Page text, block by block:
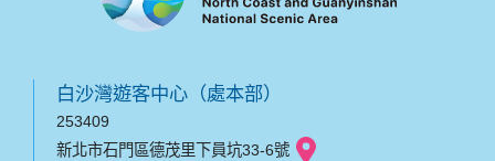
白沙灣遊客中心（處本部）
253409
新北市石門區德茂里下員坑33-6號